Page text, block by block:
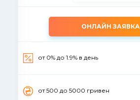
ОНЛАЙН ЗАЯВКА
от 0% до 1.9% в день
от 500 до 5000 гривен